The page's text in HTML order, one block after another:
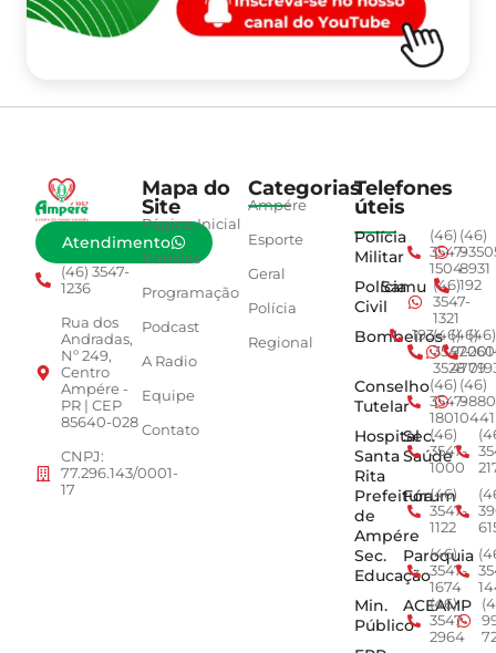
Atendimento
(46) 3547-
1236
Rua dos
Andradas,
Nº 249,
Centro
Ampére -
PR | CEP
85640-028
CNPJ:
77.296.143/0001-
17
Mapa do
Site
Página Inicial
Notícias
Programação
Podcast
A Radio
Equipe
Contato
Categorias
Ampére
Esporte
Geral
Polícia
Regional
Telefones
úteis
Polícia
Militar
(46)
3547-
1504
(46)
8931
Polícia
Civil
Samu (46)
3547-
1321
192
Bombeiros
193(46)
3547-
3528
(46)
4779
(46)
Conselho
Tutelar
(46)
3547-
1801
(46)
0441
Hospital
Santa
Rita
Sec.
Saúde
(46)
3547-
1000
Prefeitura
de
Ampére
Fórum
(46)
3547-
1122
Sec.
Educação
Paroquia
(46)
3547-
1674
Min.
Público
ACEAMP
(46)
3547-
2964